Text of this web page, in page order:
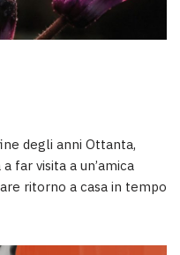
degli anni Ottanta,
far visita a un’amica
ritorno a casa in tempo